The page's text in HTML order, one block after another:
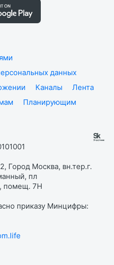
данных
Каналы
Лента
Планирующим
Город Москва, вн.тер.г.
пл
помещ. 7Н
приказу Минцифры: